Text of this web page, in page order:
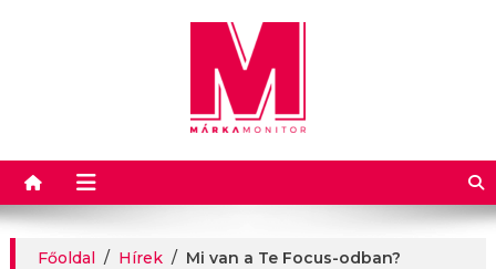
Márkamonitor
Főoldal / Hírek / Mi van a Te Focus-odban?